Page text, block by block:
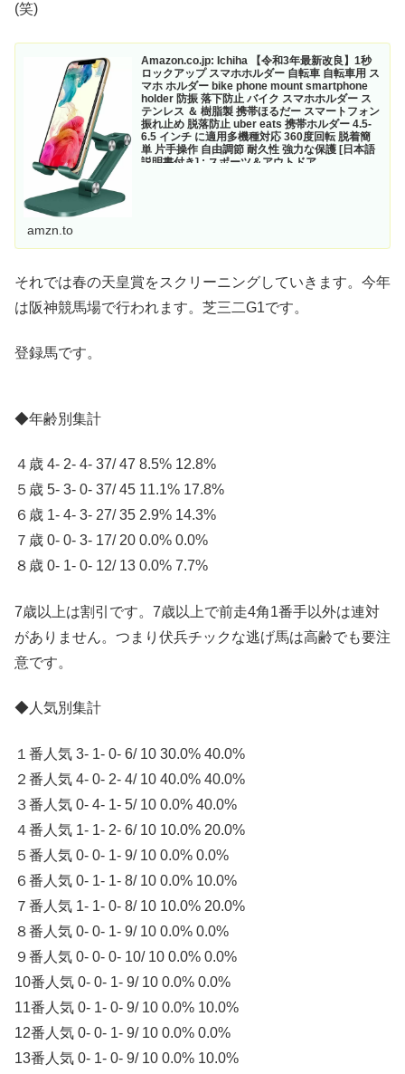
(笑)
Amazon.co.jp: Ichiha 【令和3年最新改良】1秒
ロックアップ スマホホルダー 自転車 自転車用 ス
マホ ホルダー bike phone mount smartphone
holder 防振 落下防止 バイク スマホホルダー ス
テンレス ＆ 樹脂製 携帯ほるだー スマートフォン
振れ止め 脱落防止 uber eats 携帯ホルダー 4.5-
6.5 インチ に適用多機種対応 360度回転 脱着簡
単 片手操作 自由調節 耐久性 強力な保護 [日本語
説明書付き] : スポーツ＆アウトドア
amzn.to
それでは春の天皇賞をスクリーニングしていきます。今年
は阪神競馬場で行われます。芝三二G1です。
登録馬です。
◆年齢別集計
４歳 4- 2- 4- 37/ 47 8.5% 12.8%
５歳 5- 3- 0- 37/ 45 11.1% 17.8%
６歳 1- 4- 3- 27/ 35 2.9% 14.3%
７歳 0- 0- 3- 17/ 20 0.0% 0.0%
８歳 0- 1- 0- 12/ 13 0.0% 7.7%
7歳以上は割引です。7歳以上で前走4角1番手以外は連対
がありません。つまり伏兵チックな逃げ馬は高齢でも要注
意です。
◆人気別集計
１番人気 3- 1- 0- 6/ 10 30.0% 40.0%
２番人気 4- 0- 2- 4/ 10 40.0% 40.0%
３番人気 0- 4- 1- 5/ 10 0.0% 40.0%
４番人気 1- 1- 2- 6/ 10 10.0% 20.0%
５番人気 0- 0- 1- 9/ 10 0.0% 0.0%
６番人気 0- 1- 1- 8/ 10 0.0% 10.0%
７番人気 1- 1- 0- 8/ 10 10.0% 20.0%
８番人気 0- 0- 1- 9/ 10 0.0% 0.0%
９番人気 0- 0- 0- 10/ 10 0.0% 0.0%
10番人気 0- 0- 1- 9/ 10 0.0% 0.0%
11番人気 0- 1- 0- 9/ 10 0.0% 10.0%
12番人気 0- 0- 1- 9/ 10 0.0% 0.0%
13番人気 0- 1- 0- 9/ 10 0.0% 10.0%